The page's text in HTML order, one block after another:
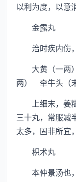
以利为度，以意
金露丸
治时疾内伤，
大黄（一两
两） 牵牛头（
上细末，姜糊
三十丸，常服减
太多，固非所宜
枳术丸
本仲景汤也，